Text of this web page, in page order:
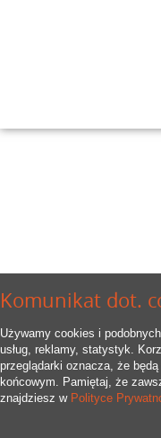
Komunikat dot.
Używamy cookies i
usług, reklamy, statystyk.
przeglądarki oznacza, że
końcowym. Pamiętaj, że
znajdziesz w Polityce